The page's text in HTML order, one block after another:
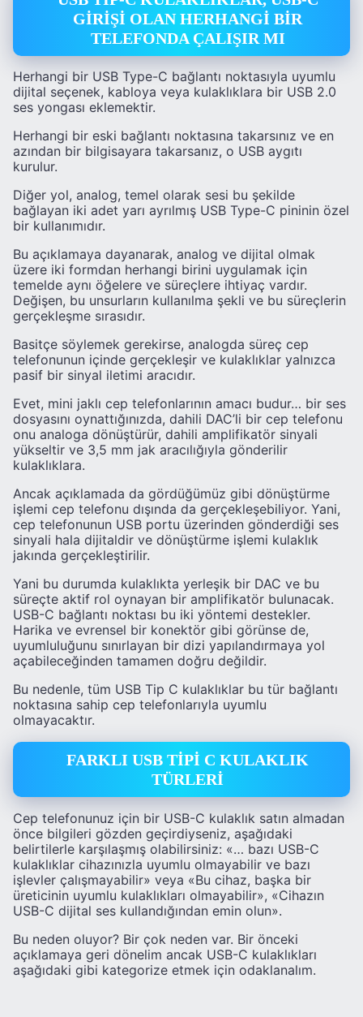
GİRİŞİ OLAN HERHANGİ BİR
TELEFONDA ÇALIŞIR MI
Herhangi bir USB Type-C bağlantı noktasıyla uyumlu
dijital seçenek, kabloya veya kulaklıklara bir USB 2.0
ses yongası eklemektir.
Herhangi bir eski bağlantı noktasına takarsınız ve en
azından bir bilgisayara takarsanız, o USB aygıtı
kurulur.
Diğer yol, analog, temel olarak sesi bu şekilde
bağlayan iki adet yarı ayrılmış USB Type-C pininin özel
bir kullanımıdır.
Bu açıklamaya dayanarak, analog ve dijital olmak
üzere iki formdan herhangi birini uygulamak için
temelde aynı öğelere ve süreçlere ihtiyaç vardır.
Değişen, bu unsurların kullanılma şekli ve bu süreçlerin
gerçekleşme sırasıdır.
Basitçe söylemek gerekirse, analogda süreç cep
telefonunun içinde gerçekleşir ve kulaklıklar yalnızca
pasif bir sinyal iletimi aracıdır.
Evet, mini jaklı cep telefonlarının amacı budur… bir ses
dosyasını oynattığınızda, dahili DAC’li bir cep telefonu
onu analoga dönüştürür, dahili amplifikatör sinyali
yükseltir ve 3,5 mm jak aracılığıyla gönderilir
kulaklıklara.
Ancak açıklamada da gördüğümüz gibi dönüştürme
işlemi cep telefonu dışında da gerçekleşebiliyor. Yani,
cep telefonunun USB portu üzerinden gönderdiği ses
sinyali hala dijitaldir ve dönüştürme işlemi kulaklık
jakında gerçekleştirilir.
Yani bu durumda kulaklıkta yerleşik bir DAC ve bu
süreçte aktif rol oynayan bir amplifikatör bulunacak.
USB-C bağlantı noktası bu iki yöntemi destekler.
Harika ve evrensel bir konektör gibi görünse de,
uyumluluğunu sınırlayan bir dizi yapılandırmaya yol
açabileceğinden tamamen doğru değildir.
Bu nedenle, tüm USB Tip C kulaklıklar bu tür bağlantı
noktasına sahip cep telefonlarıyla uyumlu
olmayacaktır.
FARKLI USB TİPİ C KULAKLIK
TÜRLERİ
Cep telefonunuz için bir USB-C kulaklık satın almadan
önce bilgileri gözden geçirdiyseniz, aşağıdaki
belirtilerle karşılaşmış olabilirsiniz: «… bazı USB-C
kulaklıklar cihazınızla uyumlu olmayabilir ve bazı
işlevler çalışmayabilir» veya «Bu cihaz, başka bir
üreticinin uyumlu kulaklıkları olmayabilir», «Cihazın
USB-C dijital ses kullandığından emin olun».
Bu neden oluyor? Bir çok neden var. Bir önceki
açıklamaya geri dönelim ancak USB-C kulaklıkları
aşağıdaki gibi kategorize etmek için odaklanalım.